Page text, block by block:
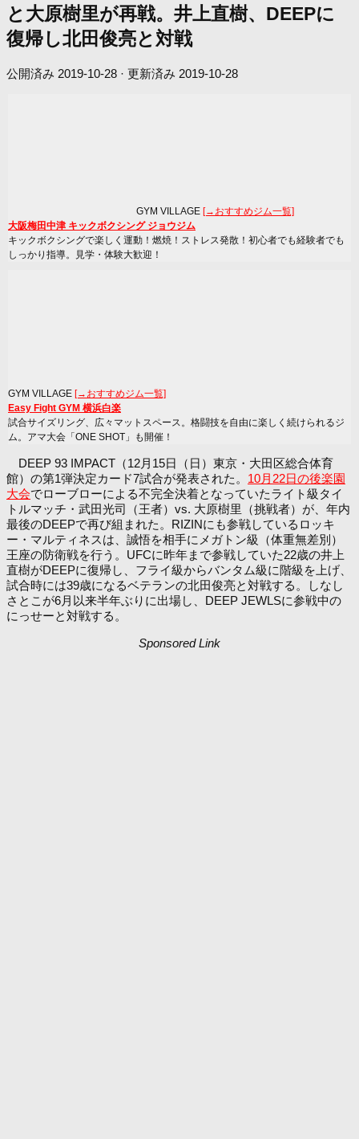
と大原樹里が再戦。井上直樹、DEEPに
復帰し北田俊亮と対戦
公開済み 2019-10-28 · 更新済み 2019-10-28
GYM VILLAGE [→おすすめジム一覧]
大阪梅田中津 キックボクシング ジョウジム
キックボクシングで楽しく運動！燃焼！ストレス発散！初心者でも経験者でも
しっかり指導。見学・体験大歓迎！
GYM VILLAGE [→おすすめジム一覧]
Easy Fight GYM 横浜白楽
試合サイズリング、広々マットスペース。格闘技を自由に楽しく続けられるジ
ム。アマ大会「ONE SHOT」も開催！
DEEP 93 IMPACT（12月15日（日）東京・大田区総合体育
館）の第1弾決定カード7試合が発表された。 10月22日の後楽園
大会でローブローによる不完全決着となっていたライト級タイ
トルマッチ・武田光司（王者）vs. 大原樹里（挑戦者）が、年内
最後のDEEPで再び組まれた。RIZINにも参戦しているロッキ
ー・マルティネスは、誠悟を相手にメガトン級（体重無差別）
王座の防衛戦を行う。UFCに昨年まで参戦していた22歳の井上
直樹がDEEPに復帰し、フライ級からバンタム級に階級を上げ、
試合時には39歳になるベテランの北田俊亮と対戦する。しなし
さとこが6月以来半年ぶりに出場し、DEEP JEWLSに参戦中の
にっせーと対戦する。
Sponsored Link